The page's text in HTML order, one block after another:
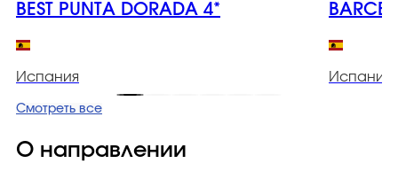
BEST PUNTA DORADA 4*
Испания Испания
Смотреть все
О направлении